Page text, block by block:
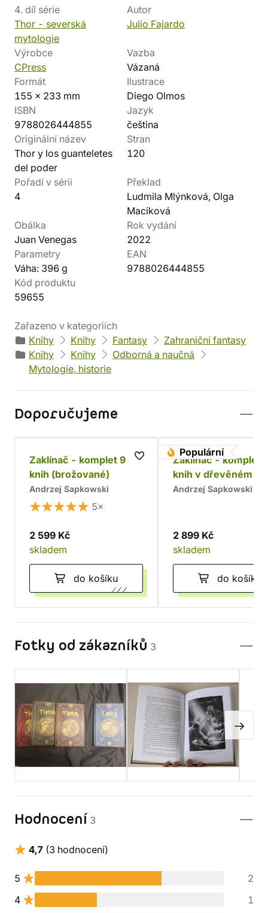
4. díl série
Thor - severská
mytologie
Autor
Julio Fajardo
Výrobce
CPress
Vazba
Vázaná
Formát
155 x 233 mm
Ilustrace
Diego Olmos
ISBN
9788026444855
Jazyk
čeština
Originální název
Thor y los guanteletes
del poder
Stran
120
Pořadí v sérii
4
Překlad
Ludmila Mlýnková, Olga
Macíková
Obálka
Juan Venegas
Rok vydání
2022
Parametry
Váha: 396 g
EAN
9788026444855
Kód produktu
59655
Zařazeno v kategoriích
Knihy
Knihy Fantasy
Zahraniční fantasy
Knihy
Knihy
Odborná a naučná
Mytologie, historie
Doporučujeme
Zaklínač - komplet 9
knih (brožované)
Andrzej Sapkowski
5×
2 599 Kč
skladem
do košíku
Populární
Zaklínač - komplet
knih v dřevěném
Chrám
Andrzej Sapkowski
2 899 Kč
skladem
do košíku
Fotky od zákazníků 3
Hodnocení 3
4,7 (3 hodnocení)
5
2
4
1